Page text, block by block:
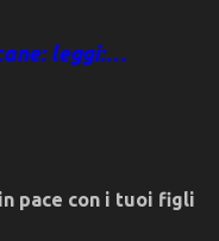
leggi:…
pace con i tuoi figli